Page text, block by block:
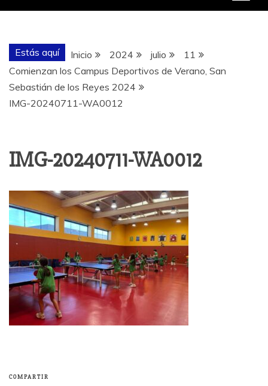
Estás aquí Inicio 2024 julio
11
Comienzan los Campus Deportivos de Verano, San
Sebastián de los Reyes 2024
IMG-20240711-WA0012
IMG-20240711-WA0012
COMPARTIR